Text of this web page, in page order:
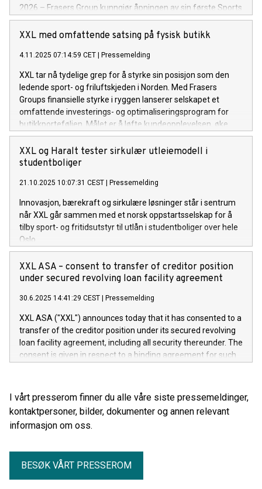
2026 – Frasers Group kunngjør åpningen av sin første Sports
Direct-butikk i Norden, med en ny flaggskipbutikk som etter
planen åpner våren 2026 i Spondas kjøpesenter Helsinki
å bli den ledende sportsforhandleren i Norden, og realiserer
den strategiske beslutningen om å drive både XXL og Sports
Direct i disse markedene.
XXL med omfattende satsing på fysisk butikk
4.11.2025 07:14:59 CET Pressemelding
XXL tar nå tydelige grep for å styrke sin posisjon som den
ledende sport- og friluftskjeden i Norden. Med Frasers
Groups finansielle styrke i ryggen lanserer selskapet et
omfattende investerings- og optimaliseringsprogram for
butikkporteføljen. Målet er å løfte kundeopplevelsen, øke
effektiviteten og styrke tilstedeværelsen i strategisk viktige
områder.
XXL og Haralt tester sirkulær utleiemodell i
studentboliger
21.10.2025 10:07:31 CEST Pressemelding
Innovasjon, bærekraft og sirkulære løsninger står i sentrum
når XXL går sammen med et norsk oppstartsselskap for å
tilby sport- og fritidsutstyr til utlån i studentboliger over hele
Oslo.
XXL ASA – consent to transfer of creditor position
under secured revolving loan facility agreement
30.6.2025 14:41:29 CEST Pressemelding
XXL ASA ("XXL") announces today that it has consented to a
transfer of the creditor position under its secured revolving
loan facility agreement, including all security thereunder. The
consent is given in respect to a binding agreement for such
Ltd as transferee. XXL will together with Frasers Group plc
("Frasers") continue with an ongoing review of the future
viability of the current XXL business. Whilst the immediate
future of XXL is secure, attempts to place XXL on a
all stakeholders, including but not limited to brand partners,
suppliers, landlords and other partners. Due to the significant
distress of XXL that was inherited by Frasers, it is now crucial
I vårt presserom finner du alle våre siste pressemeldinger,
kontaktpersoner, bilder, dokumenter og annen relevant
informasjon om oss.
BESØK VÅRT PRESSEROM